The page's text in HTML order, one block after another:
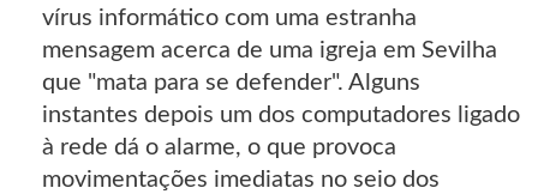
vírus informático com uma estranha
mensagem acerca de uma igreja em Sevilha
que "mata para se defender". Alguns
instantes depois um dos computadores ligado
à rede dá o alarme, o que provoca
movimentações imediatas no seio dos